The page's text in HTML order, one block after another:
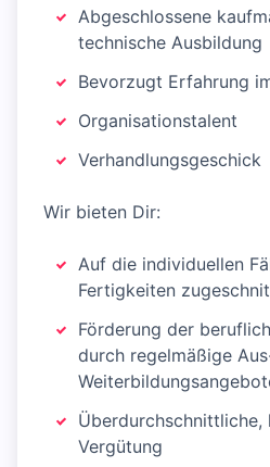
Abgeschlossene
technische Ausbildung
Bevorzugt Erfahrung
Organisationstalent
Verhandlungsgeschick
Wir bieten Dir:
Auf die individuellen
Fertigkeiten
Förderung der
durch regelmäßige
Überdurchschnittliche,
Vergütung